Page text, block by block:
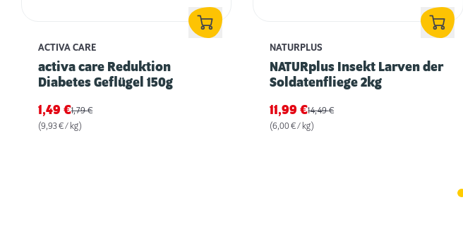
ACTIVA CARE
activa care Reduktion
Diabetes Geflügel 150g
1,49 €1,79€
(9,93 € / kg)
NATURPLUS
NATURplus Insekt Larven der
Soldatenfliege 2kg
11,99€14,49€
(6,00 € / kg)